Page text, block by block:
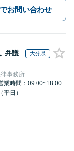
お問い合わせ
弁護
大分県
事務所
業時間：09:00~18:00
（平日）